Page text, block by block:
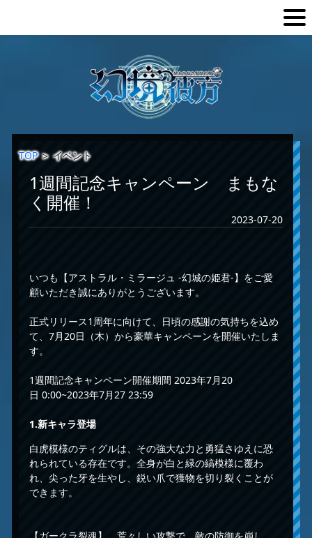
TOP＞イベント
1週間記念キャンペーン まもな
く開催！
2023-07-20
いつも【アストラル・ミラージュ -幻城の姫君-】をご愛
顧いただき誠にありがとうございます。
正式リリース1周年に向けて、日頃の感謝の気持ちを込め
て、7月20日（木）から豪華キャンペーンを開催いたしま
す。
1週間記念キャンペーン開催期間 2023年7月20
日 0:00~2023年7月27 23:59
1.新キャラ登場
白虎模様のティグルは、その強大な力と勇猛さゆえに恐
れられている存在です。全身が白と緑の縞模様に覆わ
れ、尖った牙を生やし、鋭い爪で獲物を切り裂くことが
できます。